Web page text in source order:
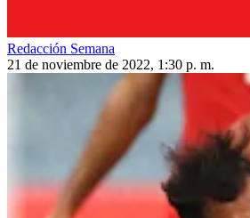
Redacción Semana
21 de noviembre de 2022, 1:30 p. m.